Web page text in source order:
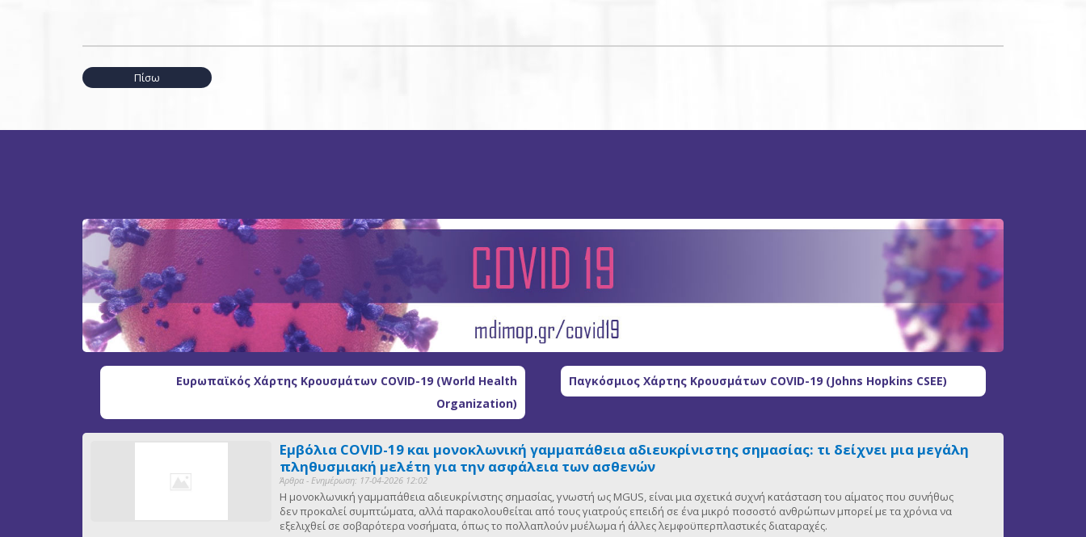
Πίσω
Ευρωπαϊκός Χάρτης Κρουσμάτων COVID-19 (World Health
Organization)
Παγκόσμιος Χάρτης Κρουσμάτων COVID-19 (Johns Hopkins CSEE)
Εμβόλια COVID-19 και μονοκλωνική γαμμαπάθεια αδιευκρίνιστης σημασίας: τι δείχνει μια μεγάλη
πληθυσμιακή μελέτη για την ασφάλεια των ασθενών
Άρθρα - Ενημέρωση: 17-04-2026 12:02
Η μονοκλωνική γαμμαπάθεια αδιευκρίνιστης σημασίας, γνωστή ως MGUS, είναι μια σχετικά συχνή κατάσταση του αίματος που συνήθως
δεν προκαλεί συμπτώματα, αλλά παρακολουθείται από τους γιατρούς επειδή σε ένα μικρό ποσοστό ανθρώπων μπορεί με τα χρόνια να
εξελιχθεί σε σοβαρότερα νοσήματα, όπως το πολλαπλούν μυέλωμα ή άλλες λεμφοϋπερπλαστικές διαταραχές.